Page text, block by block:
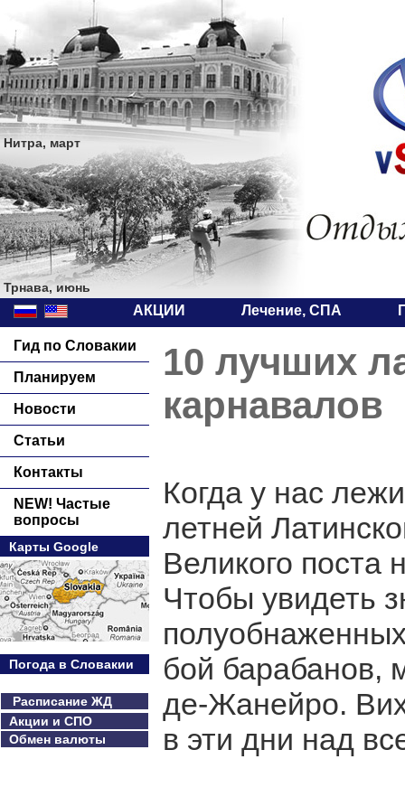
Нитра, март
Трнава, июнь
АКЦИИ Лечение, СПА
Гид по Словакии
Планируем
Новости
Статьи
Контакты
NEW! Частые
вопросы
Карты Google
Погода в Словакии
Расписание ЖД
Акции и СПО
Обмен валюты
10 лучших
карнавалов
Когда у нас
летней
Великого поста
Чтобы увидеть
бой барабанов,
де-Жанейро.
в эти дни над